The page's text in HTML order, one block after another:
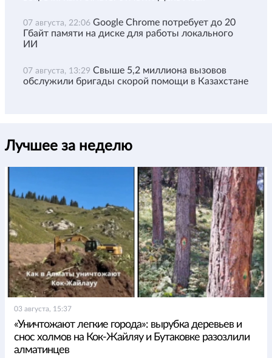
07 августа, 22:06 Google Chrome потребует до 20
Гбайт памяти на диске для работы локального
ИИ
07 августа, 13:29 Свыше 5,2 миллиона вызовов
обслужили бригады скорой помощи в Казахстане
Лучшее за неделю
03 августа, 15:37
«Уничтожают легкие города»: вырубка деревьев и
снос холмов на Кок-Жайляу и Бутаковке разозлили
алматинцев